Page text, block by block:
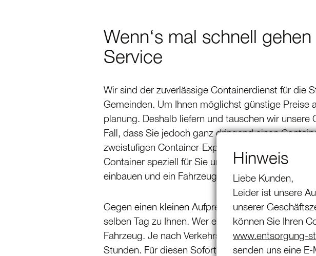
Wenn‘s mal schnell
Service
Wir sind der zuverlässige Contai­ner­dienst für die
Gemeinden. Um Ihnen möglichst günstige Preise
planung. Deshalb liefern und tauschen wir
Fall, dass Sie jedoch ganz dringend einen
zweistufigen Container-Express-Service an!
Container speziell für Sie und bringt ihn
einbauen und ein Fahrzeug fährt getrennt zu Ihnen.
Gegen einen kleinen Aufpreis von 30 Euro plus
selben Tag zu Ihnen. Wer es extrem eilig hat,
Fahrzeug. Je nach Verkehrslage und der
Stunden. Für diesen Sofort-Service berechnen
Hinweis
Liebe Kunden,
Leider ist unsere
unserer
können Sie Ihren
www.entsorgung-
senden uns eine